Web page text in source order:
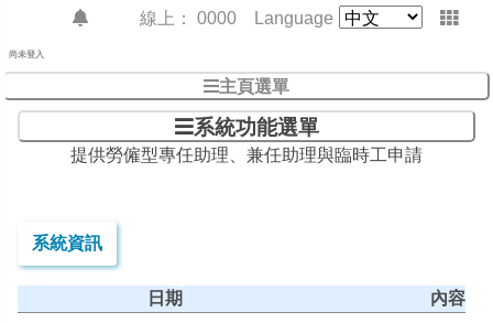
尚未登入
主頁選單
Language
線上： 0000
系統功能選單
提供勞僱型專任助理、兼任助理與臨時工申請
系統資訊
日期 內容